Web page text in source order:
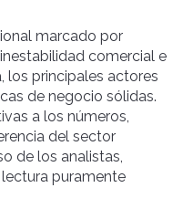
marcado por
comercial e
los principales actores
de negocio sólidas.
a los números,
del sector
de los analistas,
puramente